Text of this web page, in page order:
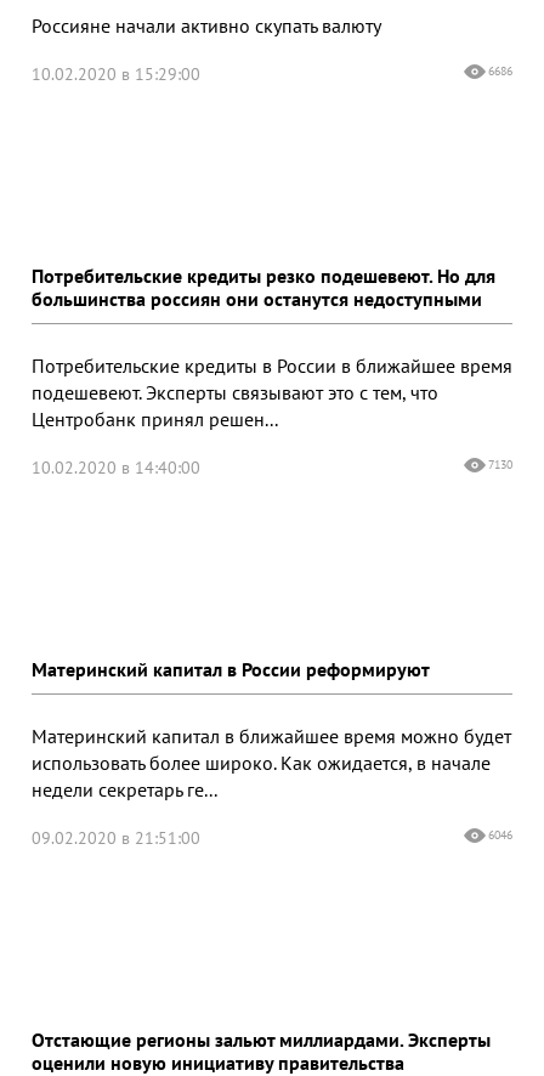
Россияне начали активно скупать валюту
10.02.2020 в 15:29:00 6686
Потребительские кредиты резко подешевеют. Но для
большинства россиян они останутся недоступными
Потребительские кредиты в России в ближайшее время
подешевеют. Эксперты связывают это с тем, что
Центробанк принял решен...
10.02.2020 в 14:40:00 7130
Материнский капитал в России реформируют
Материнский капитал в ближайшее время можно будет
использовать более широко. Как ожидается, в начале
недели секретарь ге...
09.02.2020 в 21:51:00 6046
Отстающие регионы зальют миллиардами. Эксперты
оценили новую инициативу правительства